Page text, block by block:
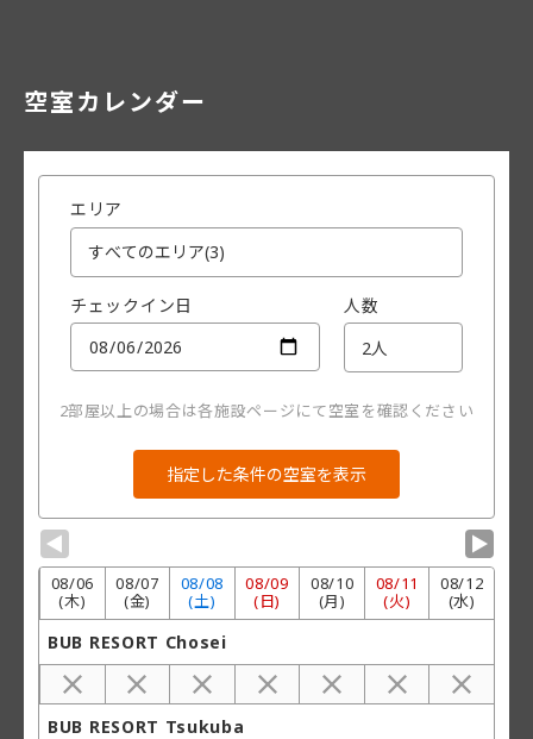
空室カレンダー
エリア
チェックイン日 人数
2部屋以上の場合は各施設ページにて空室を確認ください
▼ ▼
08/06
(木)
08/07
(金)
08/08
(土)
08/09
(日)
08/10
(月)
08/11
(火)
08/12
(水)
BUB RESORT Chosei
BUB RESORT Tsukuba